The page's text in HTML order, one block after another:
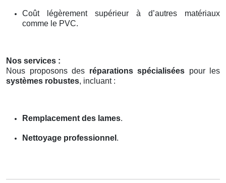
Coût légèrement supérieur à d’autres matériaux
comme le PVC.
Nos services :
Nous proposons des réparations spécialisées pour les
systèmes robustes, incluant :
Remplacement des lames.
Nettoyage professionnel .